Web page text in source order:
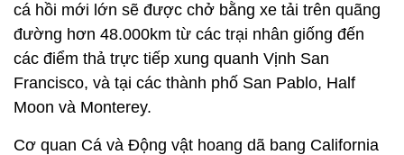
cá hồi mới lớn sẽ được chở bằng xe tải trên quãng
đường hơn 48.000km từ các trại nhân giống đến
các điểm thả trực tiếp xung quanh Vịnh San
Francisco, và tại các thành phố San Pablo, Half
Moon và Monterey.
Cơ quan Cá và Động vật hoang dã bang California